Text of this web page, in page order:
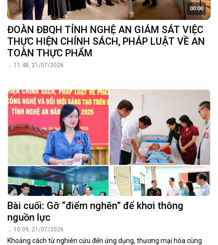
ĐBQH tỉnh đề nghị tập trung nguồn lực, đổi mới cơ chế đặt hàng,
quy định rõ trách nhiệm tiếp nhận, ứng dụng kết quả nghiên cứu
và tăng cường liên kết giữa các chủ thể.
Từ thực tiễn giám sát, kiến nghị hoàn thiện
chính sách về an toàn thực phẩm
19:00, 20/07/2026
Thông qua làm việc với UBND xã Yên Xuân và khảo sát thực tế tại
Công ty TNHH Thương mại Đình Cường, Đoàn giám sát của Đoàn